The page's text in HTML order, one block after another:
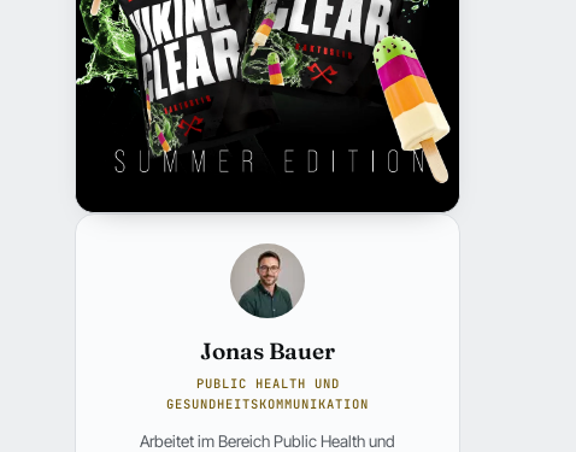
Jonas Bauer
PUBLIC HEALTH UND
GESUNDHEITSKOMMUNIKATION
Arbeitet im Bereich Public Health und